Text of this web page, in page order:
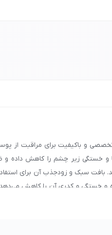
20 میل پرودرما: کرم پوشاننده و ضد‌چروک دور چشم حجم 20 میل پرودرما یک
خستگی زیر چشم را کاهش داده و
بافت سبک و زودجذب آن برای
خستگی و کدری آن را کاهش
را دارید، فروشگاه